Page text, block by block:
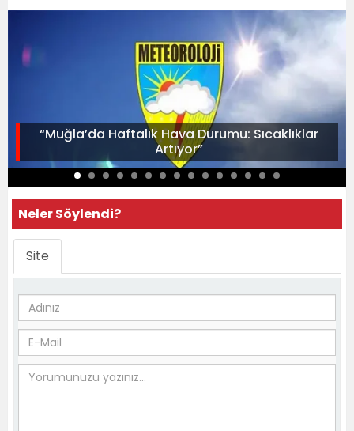
“Muğla’da Haftalık Hava Durumu: Sıcaklıklar
Artıyor”
Neler Söylendi?
Site